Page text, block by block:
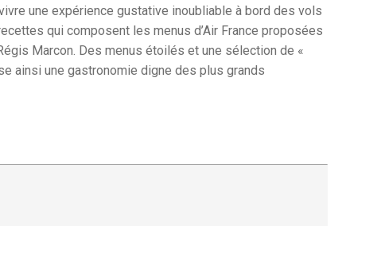
une expérience gustative inoubliable à bord des vols
qui composent les menus d’Air France proposées
Marcon. Des menus étoilés et une sélection de «
ainsi une gastronomie digne des plus grands